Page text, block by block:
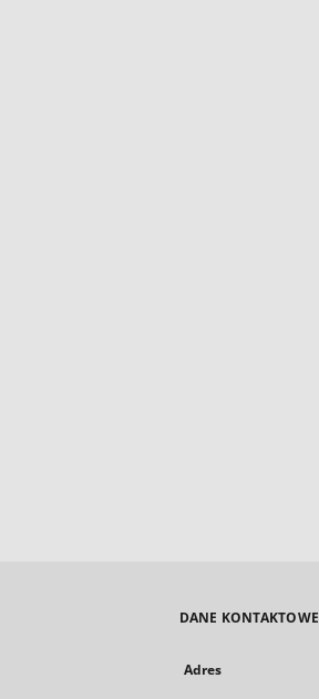
DANE KONTAKTOWE
Adres